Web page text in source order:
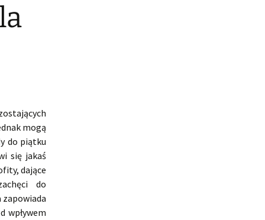
mogą
do piątku
się jakaś
dające
do
wpływem